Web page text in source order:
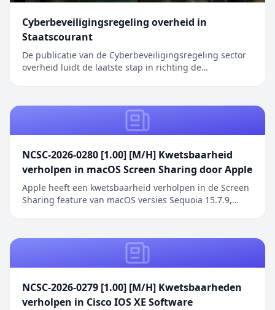
Cyberbeveiligingsregeling overheid in
Staatscourant
De publicatie van de Cyberbeveiligingsregeling sector
overheid luidt de laatste stap in richting de
Staatscourant verscheen eerst op Digitale Overheid.
NCSC-2026-0280 [1.00] [M/H] Kwetsbaarheid
verholpen in macOS Screen Sharing door Apple
Apple heeft een kwetsbaarheid verholpen in de Screen
Sharing feature van macOS versies Sequoia 15.7.9,
Sharing functionaliteit waarbij netwerkaanvallers
toegang kunnen verkrijgen zonder geldige
NCSC-2026-0279 [1.00] [M/H] Kwetsbaarheden
verholpen in Cisco IOS XE Software